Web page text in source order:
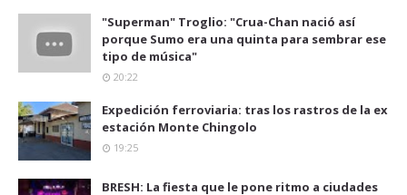
"Superman" Troglio: "Crua-Chan nació así
porque Sumo era una quinta para sembrar ese
tipo de música"
20:22
Expedición ferroviaria: tras los rastros de la ex
estación Monte Chingolo
19:25
BRESH: La fiesta que le pone ritmo a ciudades